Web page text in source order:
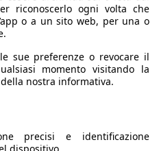
km/h
nm
ccm
riconoscerlo ogni volta che
o a un sito web, per una o
sue preferenze o revocare il
momento visitando la
nostra informativa.
precisi e identificazione